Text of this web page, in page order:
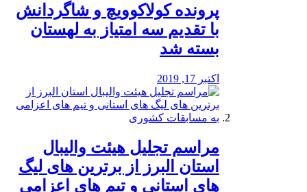
پرونده کولاکوویچ و شاگردانش
با تقدیم سه امتیاز به لهستان
بسته شد
اکتبر 17, 2019
مراسم تجلیل هیئت والیبال
استان البرز از برترین های لیگ
های استانی و تیم های اعزامی